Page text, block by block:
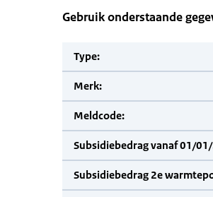
Gebruik onderstaande
Type:
Merk:
Meldcode:
Subsidiebedrag vanaf 01/
Subsidiebedrag 2e